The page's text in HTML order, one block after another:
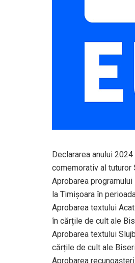
Declararea anului
comemorativ al
Aprobarea
la Timișoara în
Aprobarea textului
în cărțile de cult ale
Aprobarea textului
cărțile de cult ale
Aprobarea